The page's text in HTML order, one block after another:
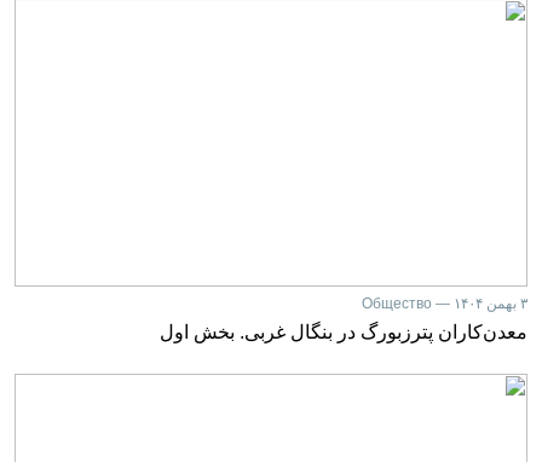
۳ بهمن ۱۴۰۴ — Общество
معدن‌کاران پترزبورگ در بنگال غربی. بخش اول